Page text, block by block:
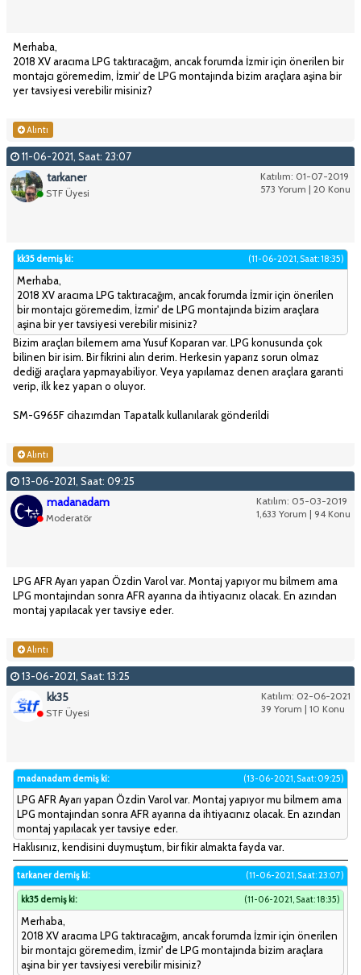
Merhaba,
2018 XV aracıma LPG taktıracağım, ancak forumda İzmir için önerilen bir
montajcı göremedim, İzmir' de LPG montajında bizim araçlara aşina bir
yer tavsiyesi verebilir misiniz?
Alıntı
11-06-2021, Saat: 23:07
Katılım: 01-07-2019
573 Yorum | 20 Konu
tarkaner
STF Üyesi
(11-06-2021, Saat: 18:35)
kk35 demiş ki:
Merhaba,
2018 XV aracıma LPG taktıracağım, ancak forumda İzmir için önerilen
bir montajcı göremedim, İzmir' de LPG montajında bizim araçlara
aşina bir yer tavsiyesi verebilir misiniz?
Bizim araçları bilemem ama Yusuf Koparan var. LPG konusunda çok
bilinen bir isim. Bir fikrini alın derim. Herkesin yaparız sorun olmaz
dediği araçlara yapmayabiliyor. Veya yapılamaz denen araçlara garanti
verip, ilk kez yapan o oluyor.
SM-G965F cihazımdan Tapatalk kullanılarak gönderildi
Alıntı
13-06-2021, Saat: 09:25
Katılım: 05-03-2019
1,633 Yorum | 94 Konu
madanadam
Moderatör
LPG AFR Ayarı yapan Özdin Varol var. Montaj yapıyor mu bilmem ama
LPG montajından sonra AFR ayarına da ihtiyacınız olacak. En azından
montaj yapılacak yer tavsiye eder.
Alıntı
13-06-2021, Saat: 13:25
Katılım: 02-06-2021
39 Yorum | 10 Konu
kk35
STF Üyesi
(13-06-2021, Saat: 09:25)
madanadam demiş ki:
LPG AFR Ayarı yapan Özdin Varol var. Montaj yapıyor mu bilmem ama
LPG montajından sonra AFR ayarına da ihtiyacınız olacak. En azından
montaj yapılacak yer tavsiye eder.
Haklısınız, kendisini duymuştum, bir fikir almakta fayda var.
(11-06-2021, Saat: 23:07)
tarkaner demiş ki:
(11-06-2021, Saat: 18:35)
kk35 demiş ki:
Merhaba,
2018 XV aracıma LPG taktıracağım, ancak forumda İzmir için önerilen
bir montajcı göremedim, İzmir' de LPG montajında bizim araçlara
aşina bir yer tavsiyesi verebilir misiniz?